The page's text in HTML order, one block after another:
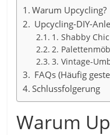
Warum Upcycling?
Upcycling-DIY-
1. Shabby
2.
3. Vintage-
FAQs (Häufig
Schlussfolgerung
Warum